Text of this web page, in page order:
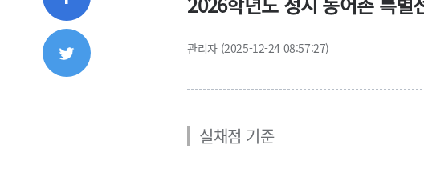
관리자 (2025-12-24 08:57:27)
실채점 기준